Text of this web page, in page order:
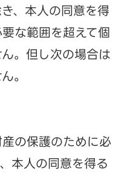
、本人の同意を得
な範囲を超えて個
。但し次の場合は
。
の保護のために必
本人の同意を得る